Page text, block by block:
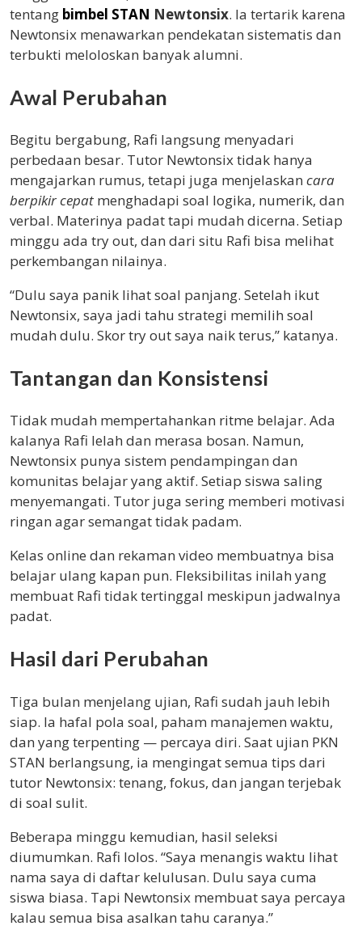
tentang bimbel STAN Newtonsix. Ia tertarik karena
Newtonsix menawarkan pendekatan sistematis dan
terbukti meloloskan banyak alumni.
Awal Perubahan
Begitu bergabung, Rafi langsung menyadari
perbedaan besar. Tutor Newtonsix tidak hanya
mengajarkan rumus, tetapi juga menjelaskan cara
berpikir cepat menghadapi soal logika, numerik, dan
verbal. Materinya padat tapi mudah dicerna. Setiap
minggu ada try out, dan dari situ Rafi bisa melihat
perkembangan nilainya.
“Dulu saya panik lihat soal panjang. Setelah ikut
Newtonsix, saya jadi tahu strategi memilih soal
mudah dulu. Skor try out saya naik terus,” katanya.
Tantangan dan Konsistensi
Tidak mudah mempertahankan ritme belajar. Ada
kalanya Rafi lelah dan merasa bosan. Namun,
Newtonsix punya sistem pendampingan dan
komunitas belajar yang aktif. Setiap siswa saling
menyemangati. Tutor juga sering memberi motivasi
ringan agar semangat tidak padam.
Kelas online dan rekaman video membuatnya bisa
belajar ulang kapan pun. Fleksibilitas inilah yang
membuat Rafi tidak tertinggal meskipun jadwalnya
padat.
Hasil dari Perubahan
Tiga bulan menjelang ujian, Rafi sudah jauh lebih
siap. Ia hafal pola soal, paham manajemen waktu,
dan yang terpenting — percaya diri. Saat ujian PKN
STAN berlangsung, ia mengingat semua tips dari
tutor Newtonsix: tenang, fokus, dan jangan terjebak
di soal sulit.
Beberapa minggu kemudian, hasil seleksi
diumumkan. Rafi lolos. “Saya menangis waktu lihat
nama saya di daftar kelulusan. Dulu saya cuma
siswa biasa. Tapi Newtonsix membuat saya percaya
kalau semua bisa asalkan tahu caranya.”